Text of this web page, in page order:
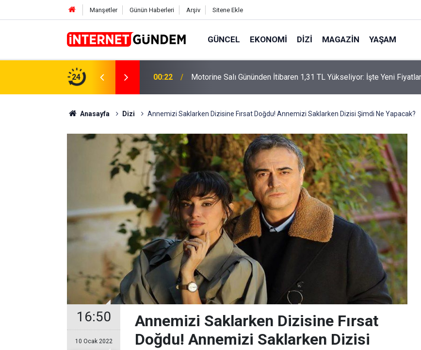
Manşetler Günün Haberleri Arşiv Sitene Ekle
GÜNCEL EKONOMI DIZI MAGAZIN YAŞAM
24
TL Yükseliyor: İşte Yeni Fiyatlar.. 15:58
Neşet Ertaş’a “Bozkırın Tezenesi” Lakabını Kim Verdi? Beyaz’la Joker
Sorusunun Cevabı Merak Edildi
Anasayfa Dizi Annemizi Saklarken Dizisine Fırsat Doğdu! Annemizi Saklarken Dizisi Şimdi Ne Yapacak?
16:50
10 Ocak 2022
Annemizi Saklarken Dizisine Fırsat
Doğdu! Annemizi Saklarken Dizisi